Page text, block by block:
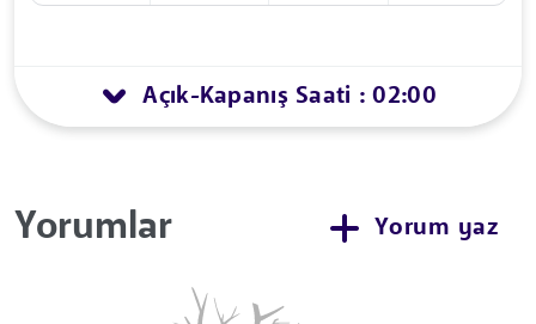
Açık-Kapanış Saati : 02:00
Yorumlar Yorum yaz